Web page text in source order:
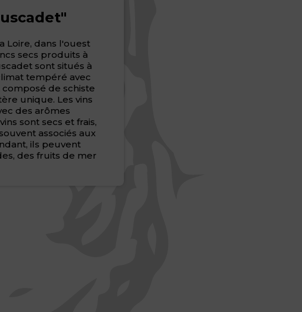
Loire, dans l'ouest
secs produits à
sont situés à
tempéré avec
de schiste
unique. Les vins
des arômes
sont secs et frais,
associés aux
ils peuvent
des fruits de mer